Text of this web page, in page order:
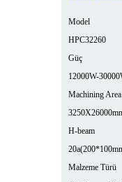
Model
HPC32260
Güç
12000W-
Machining Area
H-beam
Malzeme Türü